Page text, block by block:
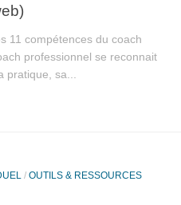
11 compétences du coach
professionnel se reconnait
pratique, sa...
/ OUTILS & RESSOURCES